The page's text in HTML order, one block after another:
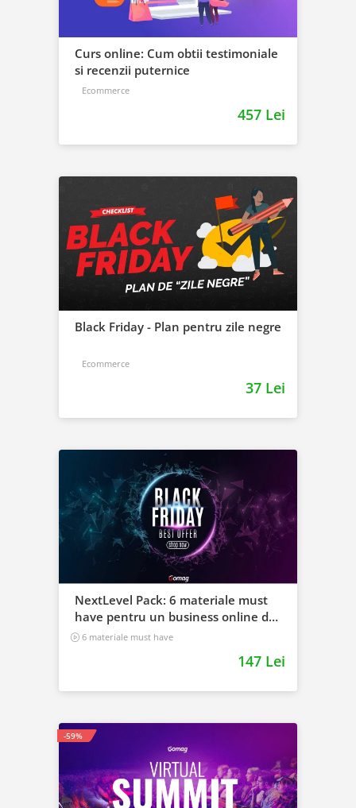
Curs online: Cum obtii testimoniale
si recenzii puternice
Ecommerce
457 Lei
Black Friday - Plan pentru zile negre
Ecommerce
37 Lei
NextLevel Pack: 6 materiale must
have pentru un business online de
viitor
6 materiale must have
147 Lei
-59%